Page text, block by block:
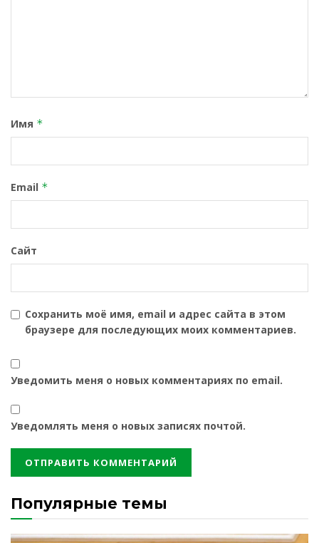
Имя *
Email *
Сайт
Сохранить моё имя, email и адрес сайта в этом
браузере для последующих моих комментариев.
Уведомить меня о новых комментариях по email.
Уведомлять меня о новых записях почтой.
Популярные темы